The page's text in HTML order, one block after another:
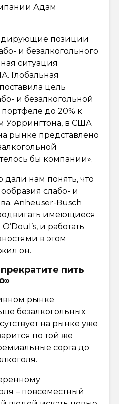
Адам
позиции
и безалкогольного
ситуация
Глобальная
цель
и безалкогольной
до 20% к
Уоррингтона, в США
рынке представлено
бы компании».
нам понять, что
слабо- и
Anheuser-Busch
имеющиеся
и работать
в этом
он.
пить
рынке
безалкогольных
на рынке уже
по той же
сорта до
– повсеместный